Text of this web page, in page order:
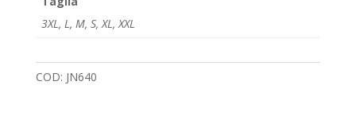
3XL , L , M, S, XL , XXL
COD: JN640